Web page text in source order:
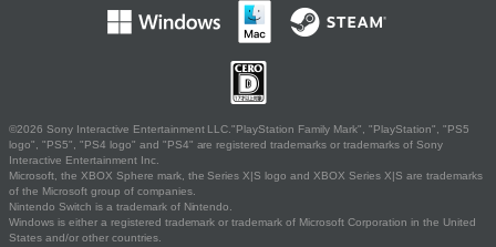
©2026 Sony Interactive Entertainment LLC."PlayStation Family Mark", "PlayStation", "PS5
logo", "PS5", "PS4 logo" and "PS4" are registered trademarks or trademarks of Sony
Interactive Entertainment Inc.
Microsoft, the XBOX Sphere mark, the Series X|S logo and XBOX Series X|S are trademarks
of the Microsoft group of companies.
Nintendo Switch is a trademark of Nintendo.
Windows is either a registered trademark or trademark of Microsoft Corporation in the United
States and/or other countries.